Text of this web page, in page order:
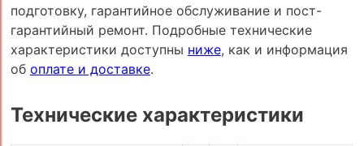
подготовку, гарантийное обслуживание и пост-
гарантийный ремонт. Подробные технические
характеристики доступны ниже, как и информация
об оплате и доставке.
Технические характеристики